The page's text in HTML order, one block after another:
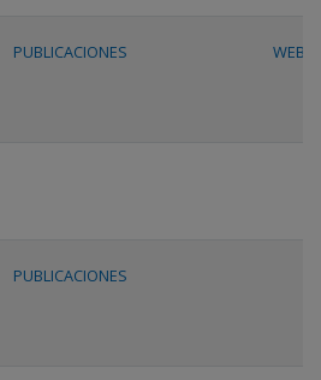
PUBLICACIONES WEB
PUBLICACIONES